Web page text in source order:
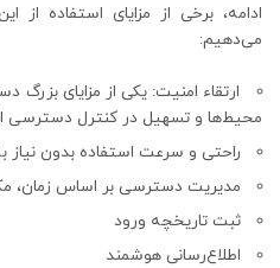
ادامه، برخی از مزایای استفاده از
می‌دهیم:
ارتقاء امنیت: یکی از مزایای بزرگ
محیط‌ها و تسهیل در کنترل دسترسی
راحتی و سرعت استفاده بدون نیاز
مدیریت دسترسی بر اساس زمان،
ثبت تاریخچه ورود
اطلاع‌رسانی هوشمند